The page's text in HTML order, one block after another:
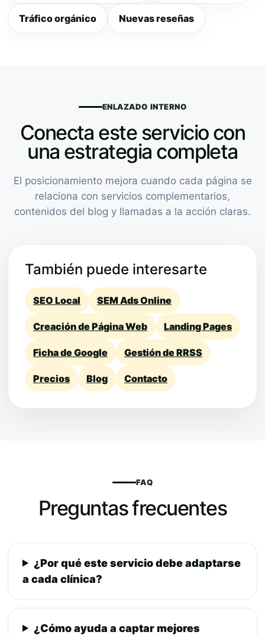
Tráfico orgánico Nuevas reseñas
ENLAZADO INTERNO
Conecta este servicio con
una estrategia completa
El posicionamiento mejora cuando cada página se
relaciona con servicios complementarios,
contenidos del blog y llamadas a la acción claras.
También puede interesarte
SEO Local SEM Ads Online
Creación de Página Web Landing Pages
Ficha de Google Gestión de RRSS
Precios Blog Contacto
FAQ
Preguntas frecuentes
¿Por qué este servicio debe adaptarse
a cada clínica?
¿Cómo ayuda a captar mejores